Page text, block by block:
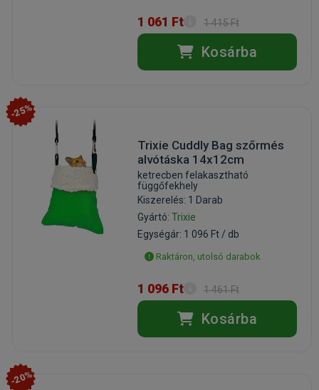
1 061 Ft 1 415 Ft
Kosárba
-25%
Trixie Cuddly Bag szőrmés
alvótáska 14x12cm
ketrecben felakasztható
függőfekhely
Kiszerelés: 1 Darab
Gyártó: Trixie
Egységár: 1 096 Ft / db
Raktáron, utolsó darabok
1 096 Ft 1 461 Ft
Kosárba
-20%